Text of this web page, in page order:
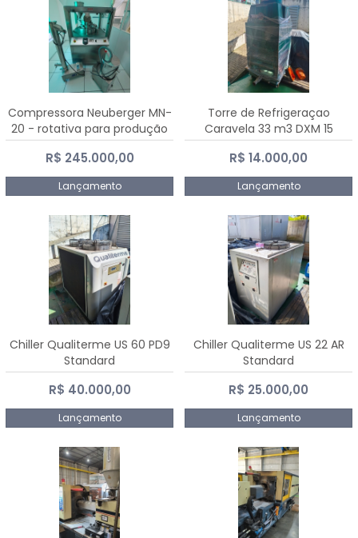
Compressora Neuberger MN-
20 - rotativa para produção
de comprimidos
R$ 245.000,00
Lançamento
Torre de Refrigeraçao
Caravela 33 m3 DXM 15
R$ 14.000,00
Lançamento
Chiller Qualiterme US 60 PD9
Standard
R$ 40.000,00
Lançamento
Chiller Qualiterme US 22 AR
Standard
R$ 25.000,00
Lançamento